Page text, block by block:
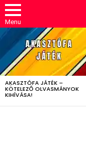
Menu
LATEST
STORIES
AKASZTÓFA JÁTÉK –
KÖTELEZŐ OLVASMÁNYOK
KIHÍVÁSA!